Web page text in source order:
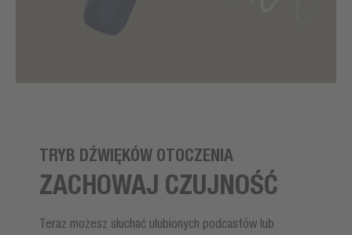
TRYB DŹWIĘKÓW OTOCZENIA
ZACHOWAJ CZUJNOŚĆ
Teraz możesz słuchać ulubionych podcastów lub